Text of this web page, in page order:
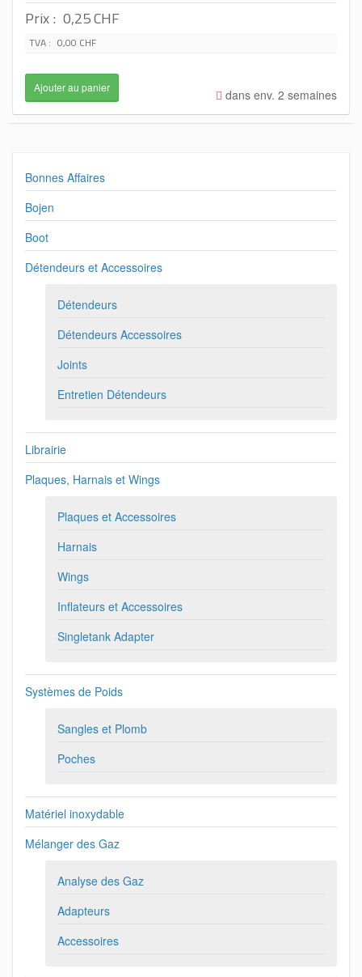
Prix : 0,25 CHF
TVA : 0,00 CHF
dans env. 2 semaines
Bonnes Affaires
Bojen
Boot
Détendeurs et Accessoires
Détendeurs
Détendeurs Accessoires
Joints
Entretien Détendeurs
Librairie
Plaques, Harnais et Wings
Plaques et Accessoires
Harnais
Wings
Inflateurs et Accessoires
Singletank Adapter
Systèmes de Poids
Sangles et Plomb
Poches
Matériel inoxydable
Mélanger des Gaz
Analyse des Gaz
Adapteurs
Accessoires